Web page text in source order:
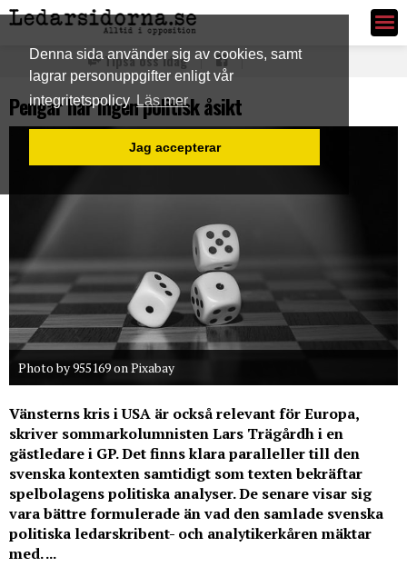
Denna sida använder sig av cookies, samt
lagrar personuppgifter enligt vår
integritetspolicyLäs mer
Jag accepterar
Ledarsidorna.se
Tipsa oss idag
Pengar har ingen politisk åsikt
Photo by 955169 on Pixabay
Vänsterns kris i USA är också relevant för Europa,
skriver sommarkolumnisten Lars Trägårdh i en
gästledare i GP. Det finns klara paralleller till den
svenska kontexten samtidigt som texten bekräftar
spelbolagens politiska analyser. De senare visar sig
vara bättre formulerade än vad den samlade svenska
politiska ledarskribent- och analytikerkåren mäktar
med. ...